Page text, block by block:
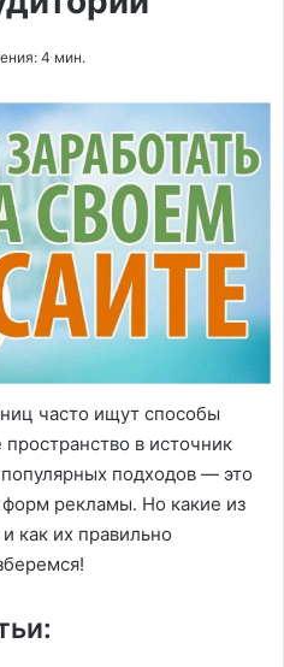
4 мин.
часто ищут способы
в источник
подходов — это
рекламы. Но какие из
как их правильно